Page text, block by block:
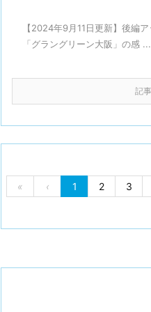
【2024年9月11日更新】後編
「グラングリーン大阪」の感 ...
記
« ‹ 1 2 3